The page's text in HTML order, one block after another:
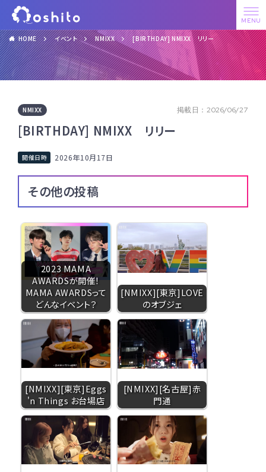
HOME イベント NMIXX [BIRTHDAY] NMIXX リリー
NMIXX 掲載日：2026/06/27
[BIRTHDAY] NMIXX リリー
2026年10月17日
その他の投稿
2023 MAMA
AWARDSが開催！
MAMA AWARDSって
どんなイベント？
[NMIXX][東京]LOVE
のオブジェ
[NMIXX][東京]Eggs
'n Things お台場店
[NMIXX][名古屋]赤
門通